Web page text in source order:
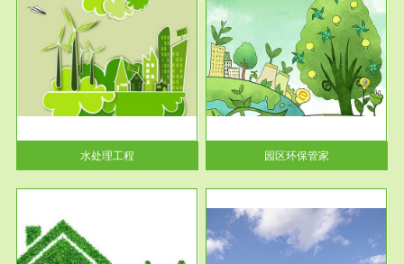
水处理工程
服务范围
园区环保管家
2016 年 4 月，环保部下发《关
于积极发挥环境保护作用促进供
给侧结...
园区环保管家
服务范围